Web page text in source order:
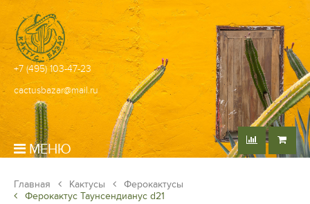
+7 (495) 103-47-23
cactusbazar@mail.ru
МЕНЮ
Главная Кактусы
Ферокактусы
Ферокактус Таунсендианус d21